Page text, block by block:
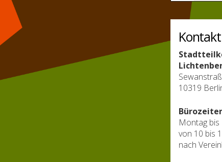
Kontakt
10319
Montag bis
von 10 bis
nach